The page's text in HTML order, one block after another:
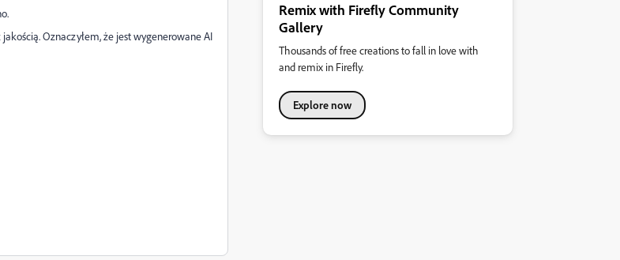
Oznaczyłem, że jest wygenerowane AI
Remix with Firefly Community
Gallery
Thousands of free creations to fall in love with
and remix in Firefly.
Explore now